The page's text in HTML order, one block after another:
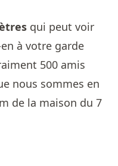
qui peut voir
à votre garde
500 amis
nous sommes en
de la maison du 7